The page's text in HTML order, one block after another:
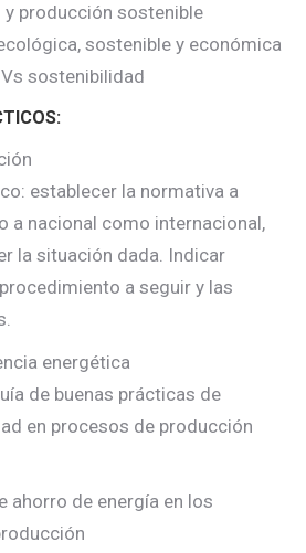
y producción sostenible
sostenible y económica
sostenibilidad
establecer la normativa a
a nacional como internacional,
la situación dada. Indicar
a seguir y las
energética
de buenas prácticas de
en procesos de producción
ahorro de energía en los